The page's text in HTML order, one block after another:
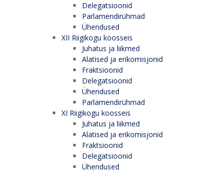
Delegatsioonid
Parlamendirühmad
Ühendused
XII Riigikogu koosseis
Juhatus ja liikmed
Alatised ja erikomisjonid
Fraktsioonid
Delegatsioonid
Ühendused
Parlamendirühmad
XI Riigikogu koosseis
Juhatus ja liikmed
Alatised ja erikomisjonid
Fraktsioonid
Delegatsioonid
Ühendused